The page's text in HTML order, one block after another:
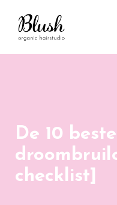
De 10
checklist]